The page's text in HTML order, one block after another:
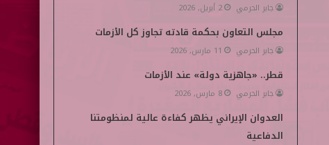
جابر الحرمي 2 أبريل, 2026
مجلس التعاون بحكمة قادته تجاوز كل الأزمات
جابر الحرمي 11 مارس, 2026
قطر.. «جاهزية دولة» عند الأزمات
جابر الحرمي 8 مارس, 2026
العدوان الإيراني يظهر كفاءة عالية لمنظومتنا
الدفاعية